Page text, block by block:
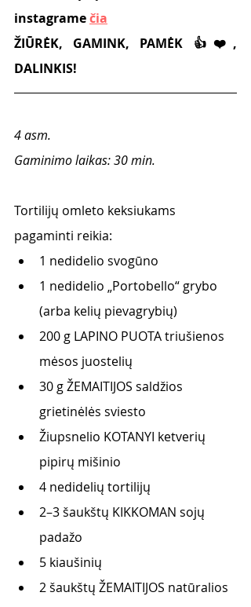
instagrame čia
ŽIŪRĖK, GAMINK, PAMĖK 👍❤️,
DALINKIS!
4 asm.
Gaminimo laikas: 30 min.
Tortilijų omleto keksiukams
pagaminti reikia:
1 nedidelio svogūno
1 nedidelio „Portobello“ grybo
(arba kelių pievagrybių)
200 g LAPINO PUOTA triušienos
mėsos juostelių
30 g ŽEMAITIJOS saldžios
grietinėlės sviesto
Žiupsnelio KOTANYI ketverių
pipirų mišinio
4 nedidelių tortilijų
2–3 šaukštų KIKKOMAN sojų
padažo
5 kiaušinių
2 šaukštų ŽEMAITIJOS natūralios